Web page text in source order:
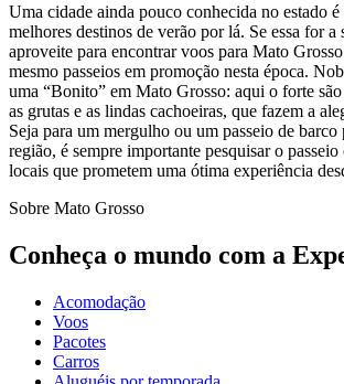
Uma cidade ainda pouco conhecida no estado
melhores destinos de verão por lá. Se essa for a
aproveite para encontrar voos para Mato
mesmo passeios em promoção nesta época.
uma “Bonito” em Mato Grosso: aqui o forte
as grutas e as lindas cachoeiras, que fazem a
Seja para um mergulho ou um passeio de barco
região, é sempre importante pesquisar o
locais que prometem uma ótima experiência
Sobre Mato Grosso
Conheça o mundo com a
Acomodação
Voos
Pacotes
Carros